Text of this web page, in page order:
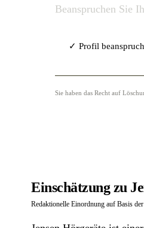
Beanspruchen Sie
✓ Profil
Sie haben das Recht auf
Einschätzung zu
Redaktionelle Einordnung auf Basis